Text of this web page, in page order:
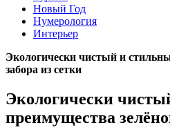
Новый Год
Нумерология
Интерьер
Экологически чистый и
забора из сетки
Экологически
преимущества